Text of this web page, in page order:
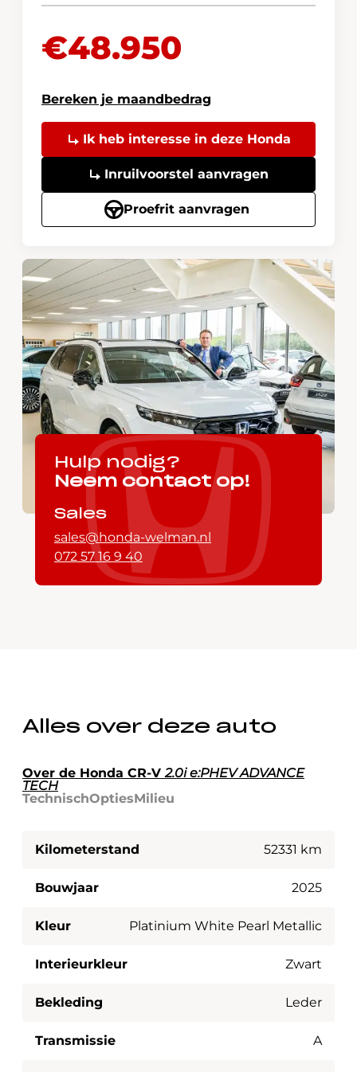
€48.950
Bereken je maandbedrag
Ik heb interesse in deze Honda
Inruilvoorstel aanvragen
Proefrit aanvragen
Hulp nodig?
Neem contact op!
Sales
sales@honda-welman.nl
072 57 16 9 40
Alles over deze auto
Over de Honda CR-V2.0i e:PHEV ADVANCE
TECH
TechnischOptiesMilieu
Kilometerstand 52331 km
Bouwjaar 2025
Kleur Platinium White Pearl Metallic
Interieurkleur Zwart
Bekleding Leder
Transmissie A